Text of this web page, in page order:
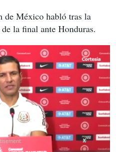
de México habló tras la
la final ante Honduras.
X